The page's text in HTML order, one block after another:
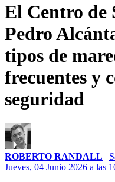
El Centro de
Pedro
tipos de
frecuentes y
seguridad
ROBERTO RANDALL |
Jueves, 04 Junio 2026 a las